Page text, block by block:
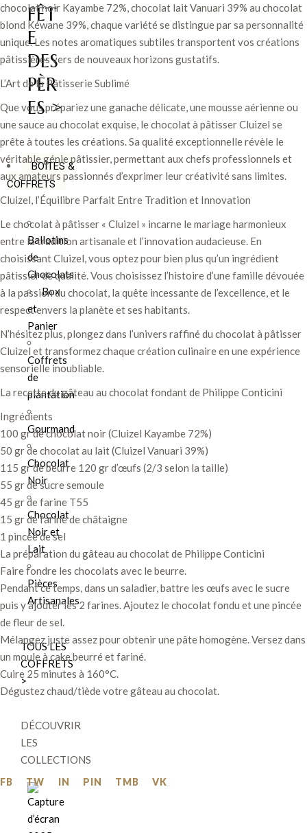
FÊT
E
DES
PÈR
ES >
BOÎTES &
COFFRETS
Ballotins
de
Chocolats
Box
et
Panier
Coffrets
de
plantation
Gourmand
Chocolat
Noir
Chocolat
Noir et
Lait
Pièces
Artisanales
TOUS LES
COFFRETS
>
DÉCOUVRIR
LES
COLLECTIONS
chocolat noir Kayambe 72%, chocolat lait Vanuari 39% au chocolat
blond Kéwane 39%, chaque variété se distingue par sa personnalité
unique. Les notes aromatiques subtiles transportent vos créations
pâtissières vers de nouveaux horizons gustatifs.
L’Art de la Pâtisserie Sublimé
Que vous prépariez une ganache délicate, une mousse aérienne ou
une sauce au chocolat exquise, le chocolat à pâtisser Cluizel se
prête à toutes les créations. Sa qualité exceptionnelle révèle le
véritable génie pâtissier, permettant aux chefs professionnels et
aux amateurs passionnés d’exprimer leur créativité sans limites.
Cluizel, l’Équilibre Parfait Entre Tradition et Innovation
Le chocolat à pâtisser « Cluizel » incarne le mariage harmonieux
entre la tradition artisanale et l’innovation audacieuse. En
choisissant Cluizel, vous optez pour bien plus qu’un ingrédient
pâtissier de qualité. Vous choisissez l’histoire d’une famille dévouée
à la passion du chocolat, la quête incessante de l’excellence, et le
respect envers la planète et ses habitants.
N’hésitez plus, plongez dans l’univers raffiné du chocolat à pâtisser
Cluizel et transformez chaque création culinaire en une expérience
sensorielle inoubliable.
La recette du gâteau au chocolat fondant de Philippe Conticini
Ingrédients
100 gr de chocolat noir (Cluizel Kayambe 72%)
50 gr de chocolat au lait (Cluizel Vanuari 39%)
115 gr de beurre 120 gr d’œufs (2/3 selon la taille)
55 gr de sucre semoule
45 gr de farine T55
15 gr de farine de châtaigne
1 pincée de sel
La préparation du gâteau au chocolat de Philippe Conticini
Faire fondre les chocolats avec le beurre.
Pendant ce temps, dans un saladier, battre les œufs avec le sucre
puis y ajouter les 2 farines. Ajoutez le chocolat fondu et une pincée
de fleur de sel.
Mélangez juste assez pour obtenir une pâte homogène. Versez dans
un moule à cake beurré et fariné.
Cuire 25 minutes à 160°C.
Dégustez chaud/tiède votre gâteau au chocolat.
FB TW IN PIN TMB VK